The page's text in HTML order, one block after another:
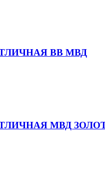
ВВ МВД
МВД